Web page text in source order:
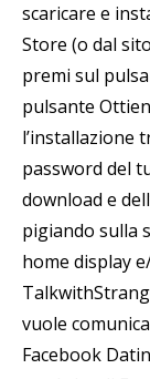
scaricare e
Store (o dal
premi sul
pulsante
l’installazione
password del
download e
pigiando sulla
home display
vuole
Facebook